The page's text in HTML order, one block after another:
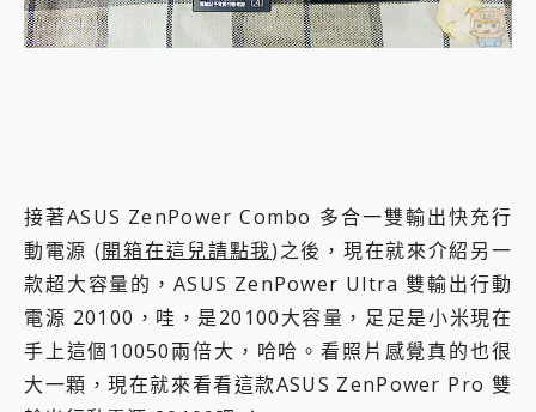
小巧好吸不擋鏡頭 有Qi2認證的 ONPRO MagReact MXs2 5000mAh薄型磁吸無線急速行動電源 開箱 評測
會走動的冷暖氣 SONY REON POCKET PRO 穿戴式智慧冷暖調溫裝置 開箱 評測
是螢幕也是電視! 一機超多用途「MSI微星 Modern MD272UPSW 27型」 4K IPS 輕薄商用智慧聯網螢幕 開箱 評測
您的專屬AI 助手 Yoga Slim 7 Aura Edition 觸控AI筆電 開箱 評測
realme 14 Pro 超硬軍規、冰感變色實測，realme 14 5G 遊戲戰鬥值爆表，效能x娛樂全都要！
動靜皆宜「HUAWEI FreeArc」開放式耳掛耳機，無感配戴! 超穩超服貼，音質、通話也很優質
好玩好拍 vivo V50 ~ 口袋裡的 Zeiss 潮流攝影棚!
25種洗烘模式一機搞定! Roborock 衣莉莎白 H1 Neo分子篩洗脫烘 AI 滾筒洗衣機
接著ASUS ZenPower Combo 多合一雙輸出快充行
動電源 (開箱在這兒請點我)之後，現在就來介紹另一
款超大容量的，ASUS ZenPower Ultra 雙輸出行動
電源 20100，哇，是20100大容量，足足是小米現在
手上這個10050兩倍大，哈哈。看照片感覺真的也很
大一顆，現在就來看看這款ASUS ZenPower Pro 雙